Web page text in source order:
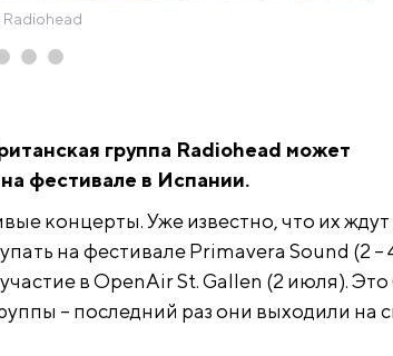
Radiohead
группа Radiohead может
фестивале в Испании.
концерты. Уже известно, что их ждут
на фестивале Primavera Sound (2 –
в OpenAir St. Gallen (2 июля). Это
– последний раз они выходили на